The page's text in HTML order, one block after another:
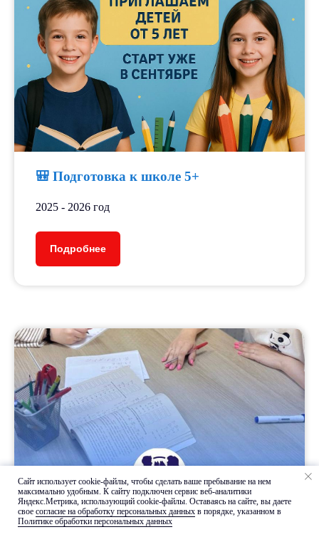
🎒 Подготовка к школе 5+
2025 - 2026 год
Подробнее
Расписание занятий,
прайс-лист и документы
Расписание занятий выстраивается
в зависимости от смены ученика, и
графика работы педагога.
Мы ценим всех наших клиентов
и поддерживаем систему
лояльности, предлагая выгодные
абонементы в нашем центре.
Система лояльности
Сайт использует cookie-файлы, чтобы сделать ваше пребывание на нем
максимально удобным. К cайту подключен сервис веб-аналитики
Яндекс.Метрика, использующий cookie-файлы. Оставаясь на сайте, вы даете
свое согласие на обработку персональных данных в порядке, указанном в
Политике обработки персональных данных